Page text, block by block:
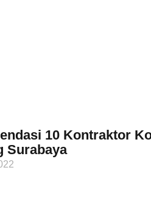
10 Kontraktor
Surabaya